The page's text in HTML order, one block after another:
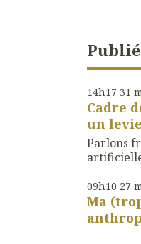
14h17 31
Cadre
un
Parlons
09h10 27
Ma